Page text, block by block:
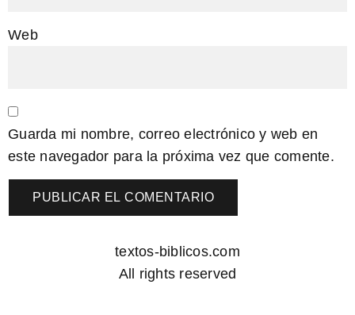
Web
Guarda mi nombre, correo electrónico y web en
este navegador para la próxima vez que comente.
textos-biblicos.com
All rights reserved